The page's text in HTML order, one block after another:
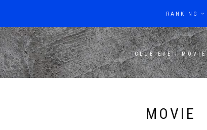
RANKING
CLUB EVE | MOVIE
MOVIE